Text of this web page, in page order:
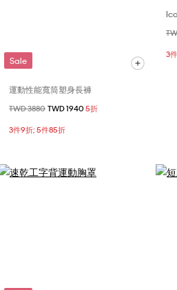
Sale
運動性能寬筒塑身長褲
價格扣減從
TWD 3880 至
TWD 1940 5折
3件9折; 5件85折
價
3